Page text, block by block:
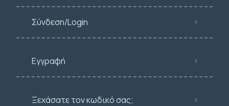
Σύνδεση/Login
Εγγραφή
Ξεχάσατε τον κωδικό σας;